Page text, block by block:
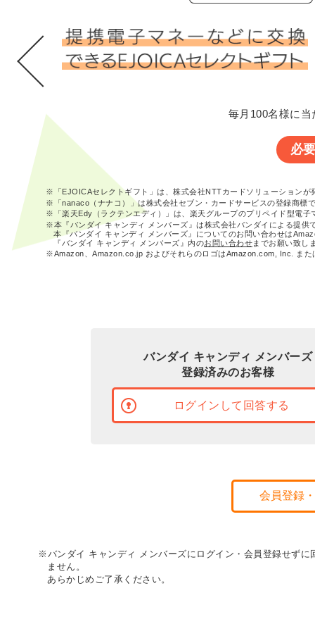
毎月100名様に
必
※「EJOICAセレクトギフト」は、株式会社NTTカードソリューションが
※「nanaco（ナナコ）」は株式会社セブン・カードサービスの登録商標
※「楽天Edy（ラクテンエディ）」は、楽天グループのプリペイド型電子
※本『バンダイ キャンディ メンバーズ』は株式会社バンダイによる提供
本『バンダイ キャンディ メンバーズ』についてのお問い合わせは
『バンダイ キャンディ メンバーズ』内のお問い合わせまでお願い致し
※Amazon、Amazon.co.jp およびそれらのロゴはAmazon.com, Inc. また
バンダイ キャンディ メンバーズ
登録済みのお客様
ログインして回答する
会員登録
※バンダイ キャンディ メンバーズにログイン・会員登録せず
ません。
あらかじめご了承ください。